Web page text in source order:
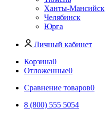
Ханты-Мансийск
Челябинск
Юрга
Личный кабинет
Корзина0
Отложенные0
Сравнение товаров0
8 (800) 555 5054